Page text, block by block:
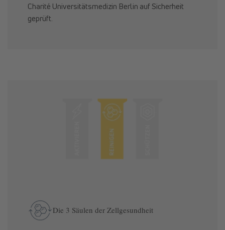
Charité Universitätsmedizin Berlin auf Sicherheit
geprüft.
Die 3 Säulen der Zellgesundheit